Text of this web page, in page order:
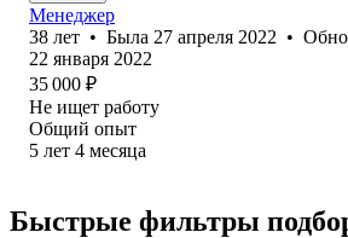
Менеджер
38 лет • Была 27 апреля 2022 •
22 января 2022
35 000 ₽
Не ищет работу
Общий опыт
5 лет 4 месяца
Быстрые фильтры